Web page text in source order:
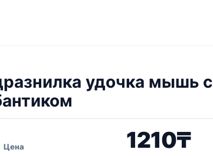
удочка мышь с
Цена 1210₸